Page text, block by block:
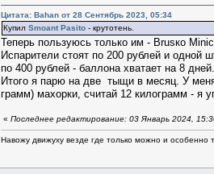
Цитата: Bahan от 28 Сентябрь 2023, 05:34
Купил Smoant Pasito - крутотень.
Теперь пользуюсь только им - Brusкo
Испарители стоят по 200 рублей и
по 400 рублей - баллона хватает на 8
Итого я парю на две тыщи в месяц. У
грамм) махорки, считай 12 килограмм - я
« Последнее редактирование: 03 Январь 2024,
Навожу движуху везде где только можно и особенно